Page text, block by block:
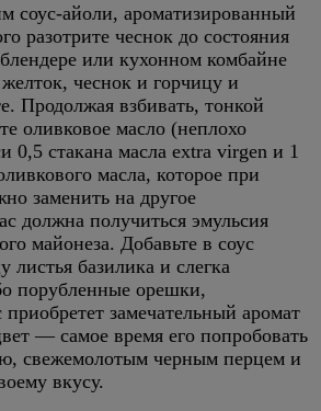
соус-айоли, ароматизированный
разотрите чеснок до состояния
или кухонном комбайне
чеснок и горчицу и
Продолжая взбивать, тонкой
оливковое масло (неплохо
0,5 стакана масла extra virgen и 1
масла, которое при
заменить на другое
должна получиться эмульсия
майонеза. Добавьте в соус
листья базилика и слегка
порубленные орешки,
замечательный аромат
— самое время его попробовать
свежемолотым черным перцем и
вкусу.